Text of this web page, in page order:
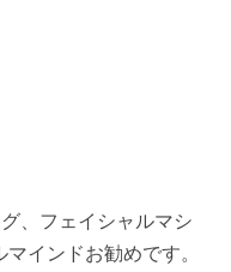
、フェイシャルマシ
インドお勧めです。